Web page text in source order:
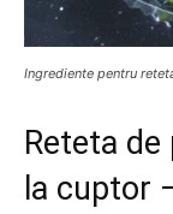
Ingrediente pentru
Reteta
la cuptor